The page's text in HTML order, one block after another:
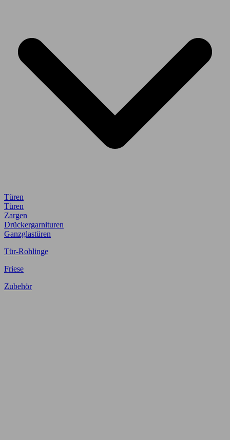
Türen
Türen
Zargen
Drückergarnituren
Ganzglastüren
Tür-Rohlinge
Friese
Zubehör